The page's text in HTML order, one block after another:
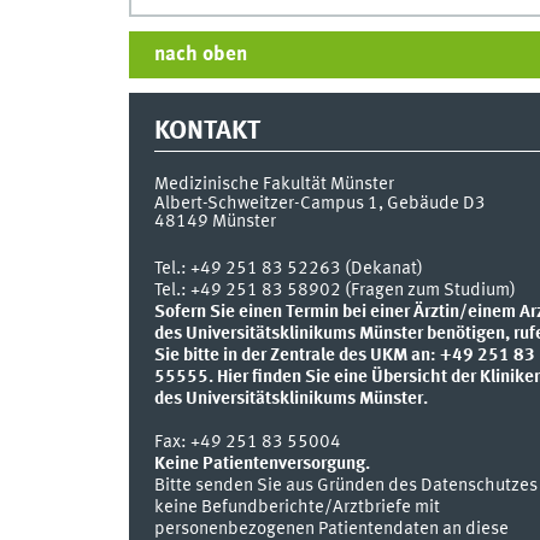
nach oben
KONTAKT
Medizinische Fakultät Münster
Albert-Schweitzer-Campus 1, Gebäude D3
48149 Münster
Tel.: +49 251 83 52263 (Dekanat)
Tel.: +49 251 83 58902 (Fragen zum Studium)
Sofern Sie einen Termin bei einer Ärztin/einem
des Universitätsklinikums Münster benötigen,
Sie bitte in der Zentrale des UKM an: +49 251 83
55555. Hier finden Sie eine Übersicht der
des Universitätsklinikums Münster.
Fax: +49 251 83 55004
Keine Patientenversorgung.
Bitte senden Sie aus Gründen des Datenschutzes
keine Befundberichte/Arztbriefe mit
personenbezogenen Patientendaten an diese